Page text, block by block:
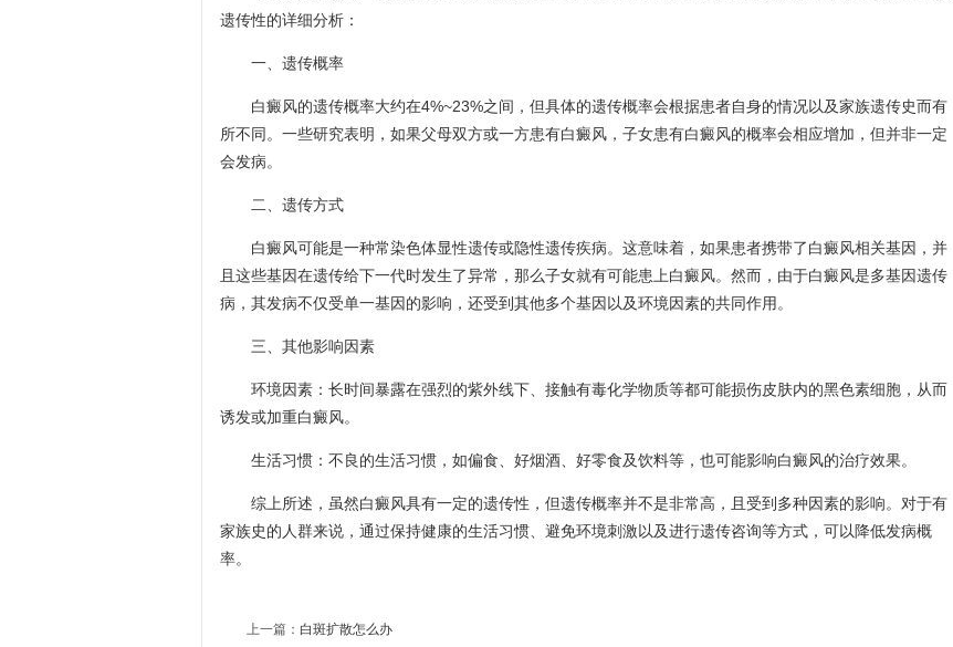
遗传性的详细分析：
一、遗传概率
白癜风的遗传概率大约在4%~23%之间，但具体的遗传概率会根据患者自身的情况以及家族遗传史而有
所不同。一些研究表明，如果父母双方或一方患有白癜风，子女患有白癜风的概率会相应增加，但并非一定
会发病。
二、遗传方式
白癜风可能是一种常染色体显性遗传或隐性遗传疾病。这意味着，如果患者携带了白癜风相关基因，并
且这些基因在遗传给下一代时发生了异常，那么子女就有可能患上白癜风。然而，由于白癜风是多基因遗传
病，其发病不仅受单一基因的影响，还受到其他多个基因以及环境因素的共同作用。
三、其他影响因素
环境因素：长时间暴露在强烈的紫外线下、接触有毒化学物质等都可能损伤皮肤内的黑色素细胞，从而
诱发或加重白癜风。
生活习惯：不良的生活习惯，如偏食、好烟酒、好零食及饮料等，也可能影响白癜风的治疗效果。
综上所述，虽然白癜风具有一定的遗传性，但遗传概率并不是非常高，且受到多种因素的影响。对于有
家族史的人群来说，通过保持健康的生活习惯、避免环境刺激以及进行遗传咨询等方式，可以降低发病概
率。
上一篇： 白斑扩散怎么办